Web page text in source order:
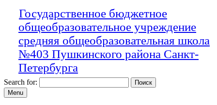
Государственное бюджетное
общеобразовательное учреждение
средняя общеобразовательная школа
№403 Пушкинского района Санкт-
Петербурга
Search for:
Menu